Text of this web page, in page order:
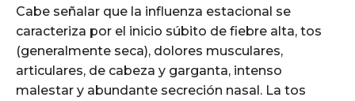
Cabe señalar que la influenza estacional se
caracteriza por el inicio súbito de fiebre alta, tos
(generalmente seca), dolores musculares,
articulares, de cabeza y garganta, intenso
malestar y abundante secreción nasal. La tos